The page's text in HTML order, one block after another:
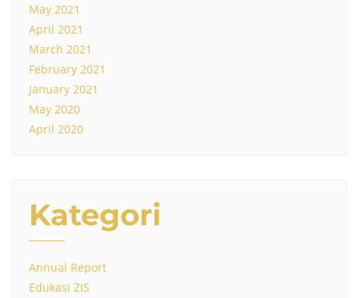
May 2021
April 2021
March 2021
February 2021
January 2021
May 2020
April 2020
Kategori
Annual Report
Edukasi ZIS